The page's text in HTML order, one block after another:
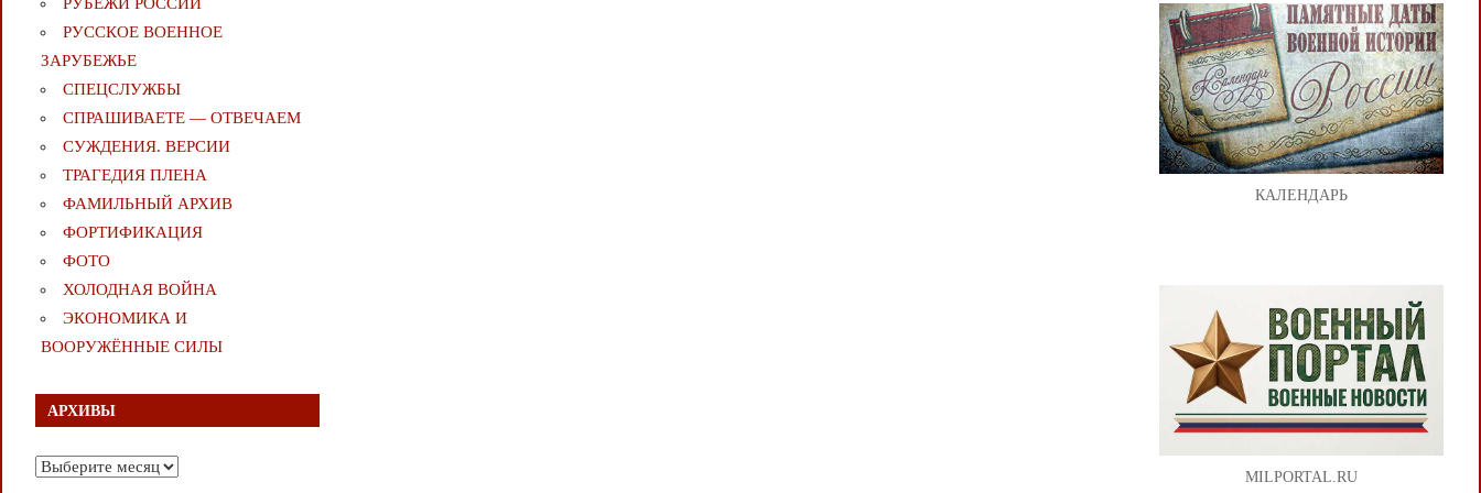
РУССКОЕ ВОЕННОЕ
ЗАРУБЕЖЬЕ
СПЕЦСЛУЖБЫ
СПРАШИВАЕТЕ — ОТВЕЧАЕМ
СУЖДЕНИЯ. ВЕРСИИ
ТРАГЕДИЯ ПЛЕНА
ФАМИЛЬНЫЙ АРХИВ
ФОРТИФИКАЦИЯ
ФОТО
ХОЛОДНАЯ ВОЙНА
ЭКОНОМИКА И
ВООРУЖЁННЫЕ СИЛЫ
АРХИВЫ
Архивы
КАЛЕНДАРЬ
MILPORTAL.RU